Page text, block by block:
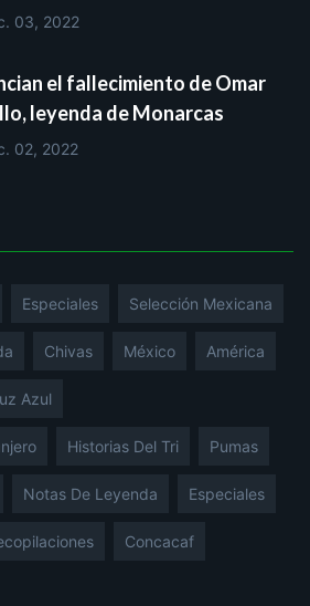
03, 2022
el fallecimiento de Omar
leyenda de Monarcas
02, 2022
Especiales Selección Mexicana
Chivas México América
Azul
Historias Del Tri Pumas
Notas De Leyenda Especiales
Concacaf